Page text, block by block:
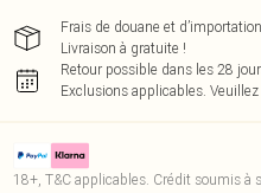
Frais de douane et
Livraison à gratuite !
Retour possible dans les 28
Exclusions applicables.
18+, T&C applicables. Crédit soumis à